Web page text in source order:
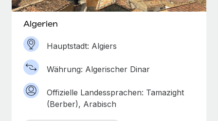
Mehr erfahren
Algerien
Hauptstadt: Algiers
Währung: Algerischer Dinar
Offizielle Landessprachen: Tamazight
(Berber), Arabisch